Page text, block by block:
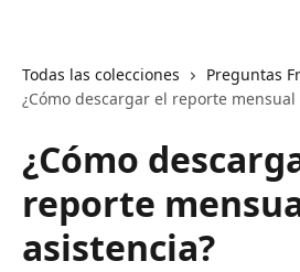
Todas las colecciones
Preguntas
¿Cómo descargar el reporte mensual
¿Cómo
reporte
asistencia?